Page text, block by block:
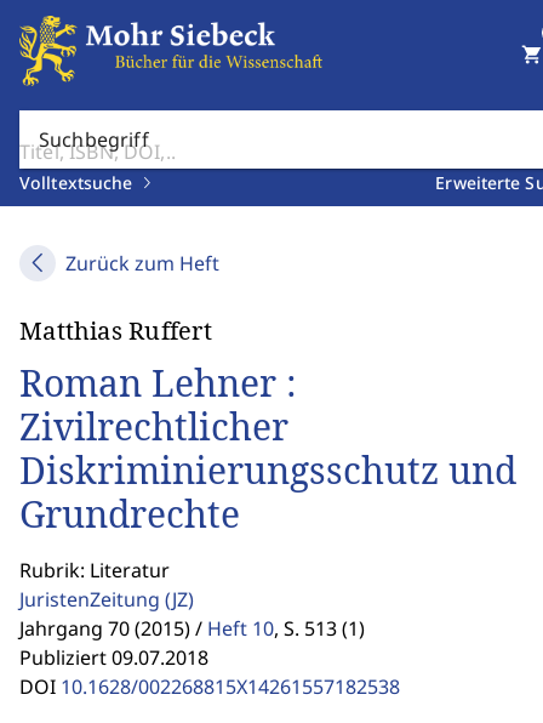
Suchbegriff
Volltextsuche Erweiterte
shopping_cart
Zurück zum Heft
Matthias Ruffert
Roman Lehner :
Zivilrechtlicher
Diskriminierungsschutz und
Grundrechte
Rubrik: Literatur
JuristenZeitung (JZ)
Jahrgang 70 (2015) / Heft 10, S. 513 (1)
Publiziert 09.07.2018
DOI 10.1628/002268815X14261557182538